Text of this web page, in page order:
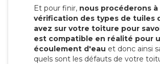
Et pour finir, nous procéderons à
vérification des types de tuiles
avez sur votre toiture pour
est compatible en réalité pour
écoulement d'eau et donc ainsi
quels sont les défauts de votre